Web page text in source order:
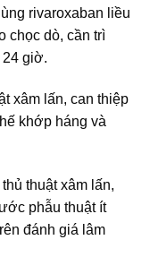
rivaroxaban liều
chọc dò, cần trì
giờ.
xâm lấn, can thiệp
khớp háng và
thuật xâm lấn,
phẫu thuật ít
đánh giá lâm